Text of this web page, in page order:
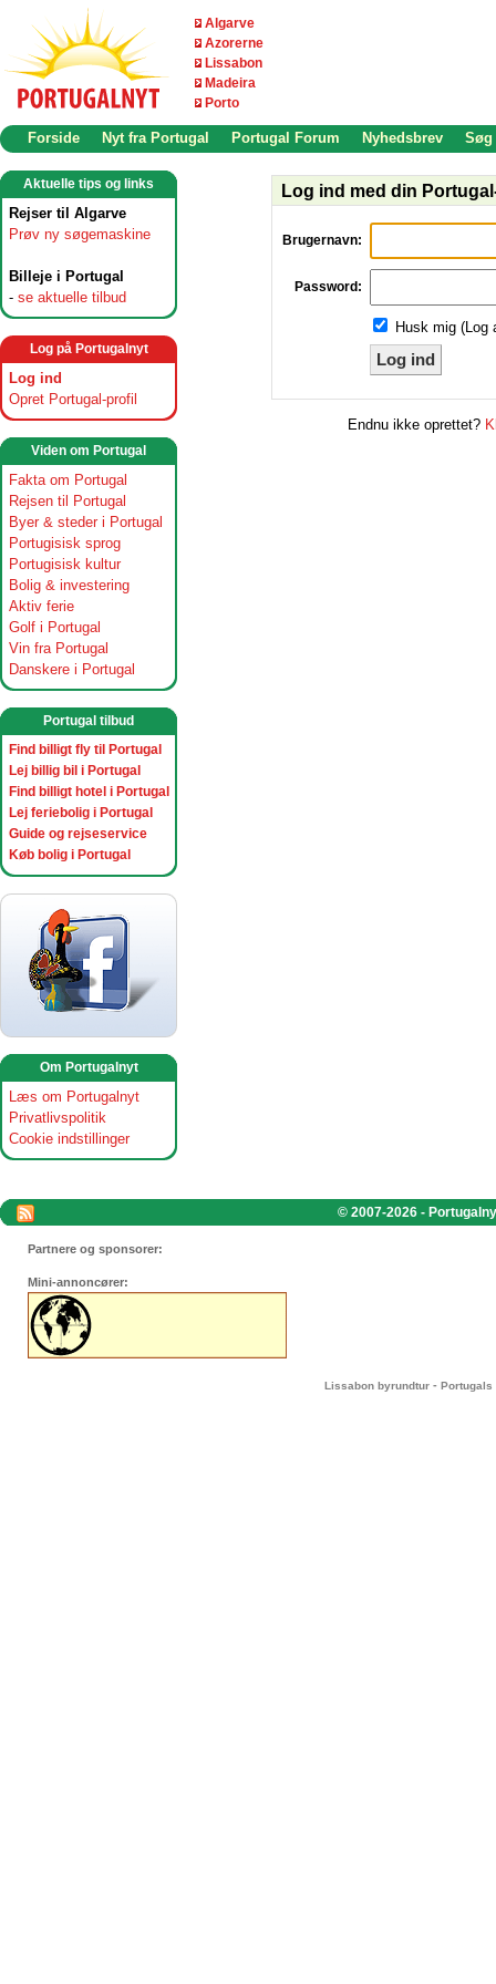
Algarve
Azorerne
Lissabon
Madeira
Porto
Forside Nyt fra Portugal Portugal Forum Nyhedsbrev Søg
Aktuelle tips og links
Rejser til Algarve
Prøv ny søgemaskine
Billeje i Portugal
- se aktuelle tilbud
Log på Portugalnyt
Log ind
Opret Portugal-profil
Viden om Portugal
Fakta om Portugal
Rejsen til Portugal
Byer & steder i Portugal
Portugisisk sprog
Portugisisk kultur
Bolig & investering
Aktiv ferie
Golf i Portugal
Vin fra Portugal
Danskere i Portugal
Portugal tilbud
Find billigt fly til Portugal
Lej billig bil i Portugal
Find billigt hotel i Portugal
Lej feriebolig i Portugal
Guide og rejseservice
Køb bolig i Portugal
Om Portugalnyt
Læs om Portugalnyt
Privatlivspolitik
Cookie indstillinger
Log ind med din
Brugernavn:
Password:
Husk mig (Log
Log ind
Endnu ikke oprettet?
© 2007-2026 -
Partnere og sponsorer:
Mini-annoncører:
Lissabon byrundtur - Portugals